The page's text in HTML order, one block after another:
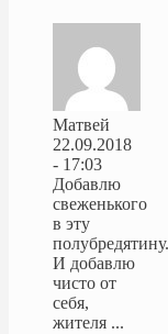
Матвей
22.09.2018
- 17:03
Добавлю
свеженького
в эту
полубредятину.
И добавлю
чисто от
себя,
жителя ...